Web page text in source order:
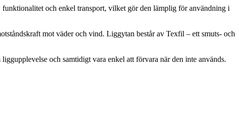
och enkel transport, vilket gör den lämplig för användning i
mot väder och vind. Liggytan består av Texfil – ett smuts- och
och samtidigt vara enkel att förvara när den inte används.